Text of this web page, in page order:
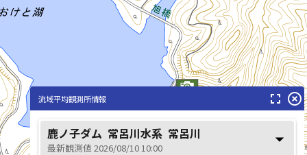
常呂川(ところがわ)
流域平均観測所情報 fullscreen highlight_off
鹿ノ子ダム 常呂川水系 常呂川
最新観測値 2026/08/10 10:00 arrow_drop_down